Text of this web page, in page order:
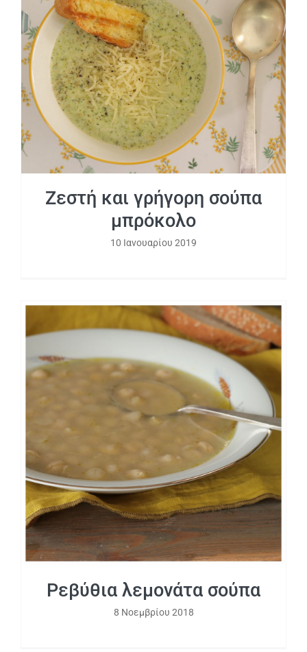
Ζεστή και γρήγορη σούπα μπρόκολο
Ζεστή και γρήγορη σούπα
μπρόκολο
10 Ιανουαρίου 2019
Ρεβύθια λεμονάτα σούπα
Ρεβύθια λεμονάτα σούπα
8 Νοεμβρίου 2018